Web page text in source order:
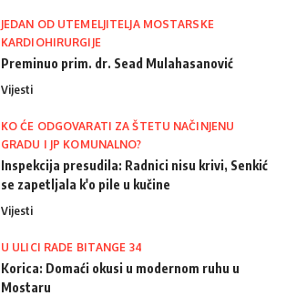
JEDAN OD UTEMELJITELJA MOSTARSKE
KARDIOHIRURGIJE
Preminuo prim. dr. Sead Mulahasanović
Vijesti
KO ĆE ODGOVARATI ZA ŠTETU NAČINJENU
GRADU I JP KOMUNALNO?
Inspekcija presudila: Radnici nisu krivi, Senkić
se zapetljala k'o pile u kučine
Vijesti
U ULICI RADE BITANGE 34
Korica: Domaći okusi u modernom ruhu u
Mostaru